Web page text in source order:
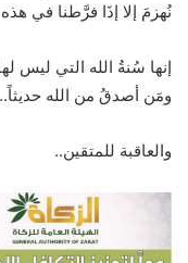
نُهزمَ إلا إذَا فرَّطنا في
إنها سُنةُ الله التي ليس
ومَن أصدقُ من الله حديثاً..
والعاقبة للمتقين..